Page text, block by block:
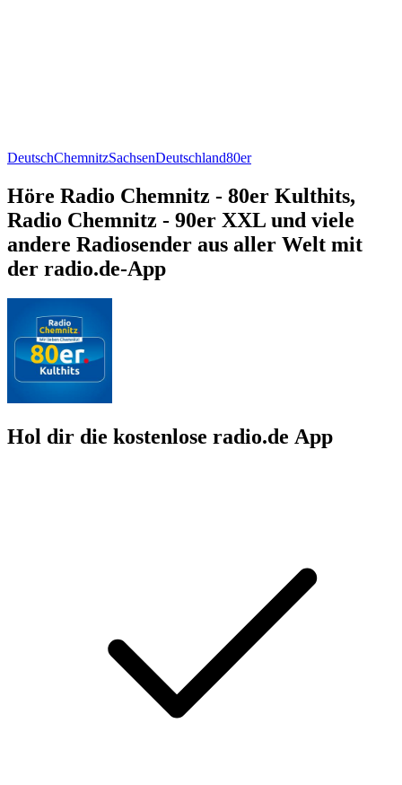
DeutschChemnitzSachsenDeutschland80er
Höre Radio Chemnitz - 80er Kulthits,
Radio Chemnitz - 90er XXL und viele
andere Radiosender aus aller Welt mit
der radio.de-App
Hol dir die kostenlose radio.de App